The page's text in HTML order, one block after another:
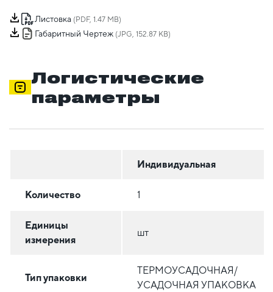
Листовка (PDF, 1.47 MB)
Габаритный Чертеж (JPG, 152.87 KB)
Логистические
параметры
Индивидуальная
Количество 1
Единицы
измерения
шт
Тип упаковки
ТЕРМОУСАДОЧНАЯ/
УСАДОЧНАЯ УПАКОВКА